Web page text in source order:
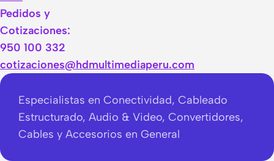
Pedidos y
Cotizaciones:
950 100 332
cotizaciones@hdmultimediaperu.com
Especialistas en Conectividad, Cableado
Estructurado, Audio & Video, Convertidores,
Cables y Accesorios en General